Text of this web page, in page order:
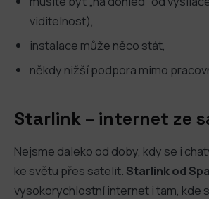
viditelnost),
instalace může něco stát,
někdy nižší podpora mimo
Starlink – internet ze
Nejsme daleko od doby, kdy se i
ke světu přes satelit. Starlink od
vysokorychlostní internet i tam, kde